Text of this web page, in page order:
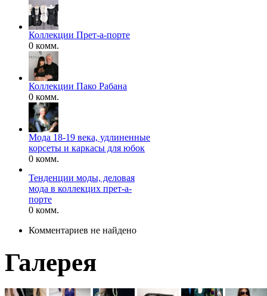
Коллекции Прет-а-порте
0 комм.
Коллекции Пако Рабана
0 комм.
Мода 18-19 века, удлиненные
корсеты и каркасы для юбок
0 комм.
Тенденции моды, деловая
мода в коллекцих прет-а-
порте
0 комм.
Комментариев не найдено
Галерея